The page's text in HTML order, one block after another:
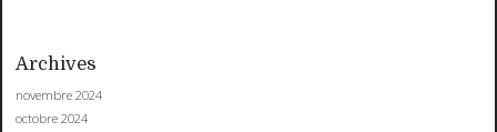
Archives
novembre 2024
octobre 2024